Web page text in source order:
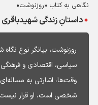
نگاهی به کتاب «روزنوشت»
داستانِ زندگی شهیدباقری
روزنوشت، بیانگر نوع نگاه
سیاسی، اقتصادی و
وقت‌ها، اشارتی به
شخصی است، او قرار نیست